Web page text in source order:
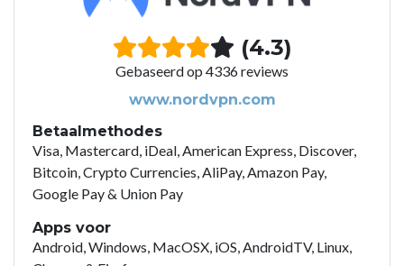
(4.3)
Gebaseerd op 4336 reviews
www.nordvpn.com
Betaalmethodes
Visa, Mastercard, iDeal, American Express, Discover,
Bitcoin, Crypto Currencies, AliPay, Amazon Pay,
Google Pay & Union Pay
Apps voor
Android, Windows, MacOSX, iOS, AndroidTV, Linux,